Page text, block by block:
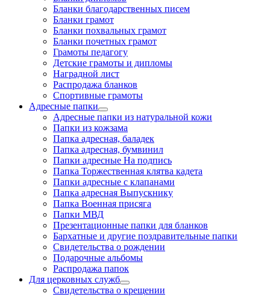
Бланки благодарственных писем
Бланки грамот
Бланки похвальных грамот
Бланки почетных грамот
Грамоты педагогу
Детские грамоты и дипломы
Наградной лист
Распродажа бланков
Спортивные грамоты
Адресные папки
Адресные папки из натуральной кожи
Папки из кожзама
Папка адресная, баладек
Папка адресная, бумвинил
Папки адресные На подпись
Папка Торжественная клятва кадета
Папки адресные с клапанами
Папка адресная Выпускнику
Папка Военная присяга
Папки МВД
Презентационные папки для бланков
Бархатные и другие поздравительные папки
Свидетельства о рождении
Подарочные альбомы
Распродажа папок
Для церковных служб
Свидетельства о крещении